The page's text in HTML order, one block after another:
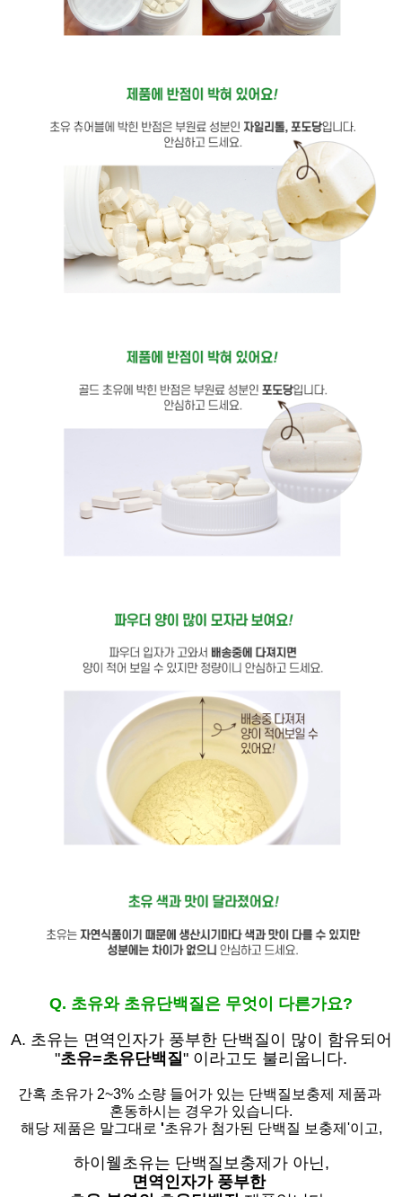
Q. 초유와 초유단백질은 무엇이 다른가요?
A. 초유는 면역인자가 풍부한 단백질이 많이 함유되어
"초유=초유단백질 " 이라고도 불리웁니다.
간혹 초유가 2~3% 소량 들어가 있는 단백질보충제 제품과
혼동하시는 경우가 있습니다.
해당 제품은 말그대로 '초유가 첨가된 단백질 보충제'이고,
하이웰초유는 단백질보충제가 아닌,
면역인자가 풍부한